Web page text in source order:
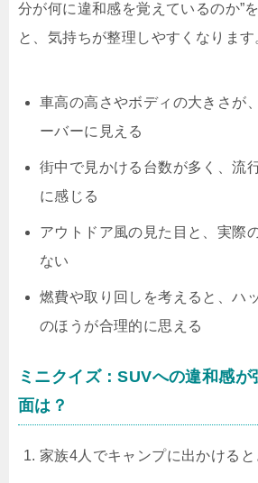
分が何に違和感を覚えているのか”
と、気持ちが整理しやすくなります
車高の高さやボディの大きさが
ーバーに見える
街中で見かける台数が多く、流
に感じる
アウトドア風の見た目と、実際
ない
燃費や取り回しを考えると、ハ
のほうが合理的に思える
ミニクイズ：SUVへの違和感
面は？
家族4人でキャンプに出かけると